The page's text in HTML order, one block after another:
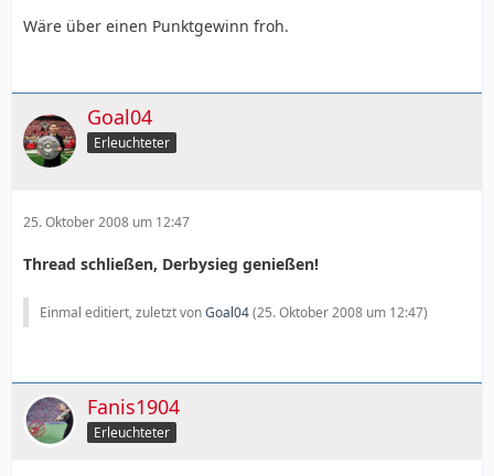
Wäre über einen Punktgewinn froh.
Goal04
Erleuchteter
25. Oktober 2008 um 12:47
Thread schließen, Derbysieg genießen!
Einmal editiert, zuletzt vonGoal04(25. Oktober 2008 um 12:47)
Fanis1904
Erleuchteter